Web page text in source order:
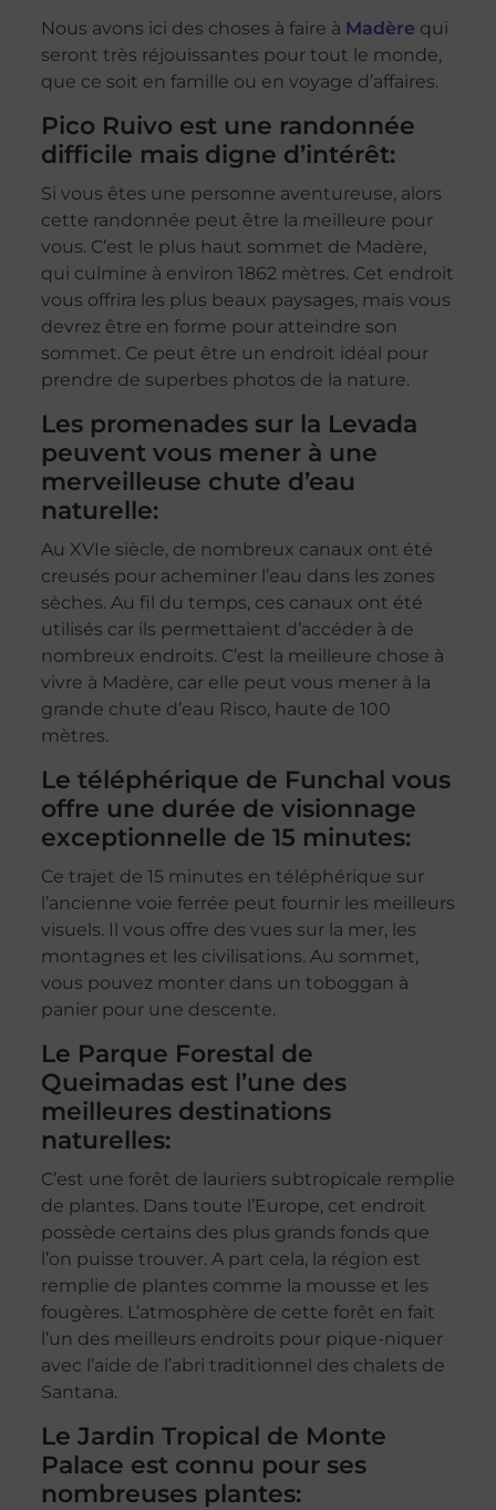
Nous avons ici des choses à faire à Madère qui
seront très réjouissantes pour tout le monde,
que ce soit en famille ou en voyage d’affaires.
Pico Ruivo est une randonnée
difficile mais digne d’intérêt:
Si vous êtes une personne aventureuse, alors
cette randonnée peut être la meilleure pour
vous. C’est le plus haut sommet de Madère,
qui culmine à environ 1862 mètres. Cet endroit
vous offrira les plus beaux paysages, mais vous
devrez être en forme pour atteindre son
sommet. Ce peut être un endroit idéal pour
prendre de superbes photos de la nature.
Les promenades sur la Levada
peuvent vous mener à une
merveilleuse chute d’eau
naturelle:
Au XVIe siècle, de nombreux canaux ont été
creusés pour acheminer l’eau dans les zones
sèches. Au fil du temps, ces canaux ont été
utilisés car ils permettaient d’accéder à de
nombreux endroits. C’est la meilleure chose à
vivre à Madère, car elle peut vous mener à la
grande chute d’eau Risco, haute de 100
mètres.
Le téléphérique de Funchal vous
offre une durée de visionnage
exceptionnelle de 15 minutes:
Ce trajet de 15 minutes en téléphérique sur
l’ancienne voie ferrée peut fournir les meilleurs
visuels. Il vous offre des vues sur la mer, les
montagnes et les civilisations. Au sommet,
vous pouvez monter dans un toboggan à
panier pour une descente.
Le Parque Forestal de
Queimadas est l’une des
meilleures destinations
naturelles:
C’est une forêt de lauriers subtropicale remplie
de plantes. Dans toute l’Europe, cet endroit
possède certains des plus grands fonds que
l’on puisse trouver. A part cela, la région est
remplie de plantes comme la mousse et les
fougères. L’atmosphère de cette forêt en fait
l’un des meilleurs endroits pour pique-niquer
avec l’aide de l’abri traditionnel des chalets de
Santana.
Le Jardin Tropical de Monte
Palace est connu pour ses
nombreuses plantes: